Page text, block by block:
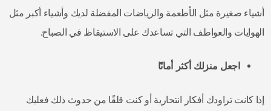
أشياء صغيرة مثل الأطعمة والرياضات المفضلة لديك وأشياء أكبر مثل
الهوايات والعواطف التي تساعدك على الاستيقاظ في الصباح.
اجعل منزلك أكثر أمانًا
إذا كانت تراودك أفكار انتحارية أو كنت قلقًا من حدوث ذلك فعليك